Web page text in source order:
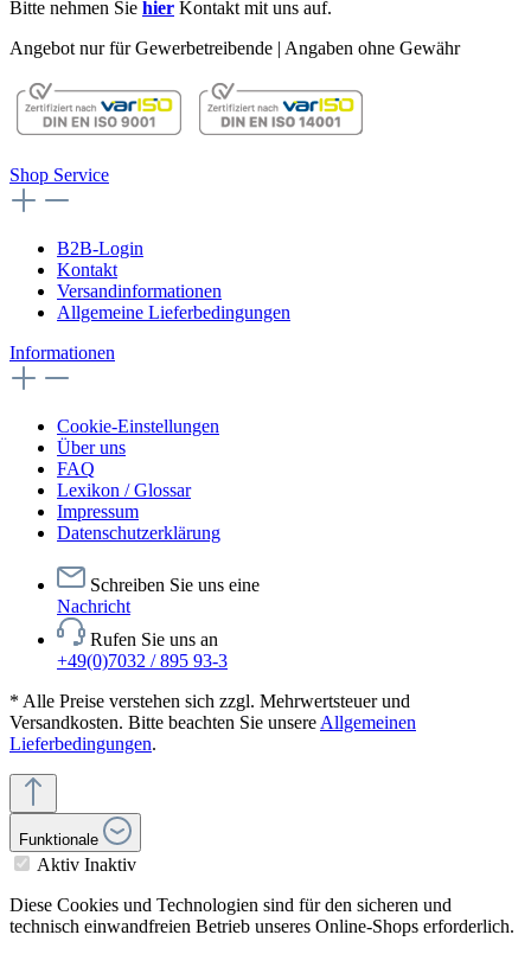
Bitte nehmen Sie hier Kontakt mit uns auf.
Angebot nur für Gewerbetreibende | Angaben ohne Gewähr
Shop Service
B2B-Login
Kontakt
Versandinformationen
Allgemeine Lieferbedingungen
Informationen
Cookie-Einstellungen
Über uns
FAQ
Lexikon / Glossar
Impressum
Datenschutzerklärung
Schreiben Sie uns eine
Nachricht
Rufen Sie uns an
+49(0)7032 / 895 93-3
* Alle Preise verstehen sich zzgl. Mehrwertsteuer und
Versandkosten. Bitte beachten Sie unsere Allgemeinen
Lieferbedingungen.
Funktionale
Aktiv Inaktiv
Diese Cookies und Technologien sind für den sicheren und
technisch einwandfreien Betrieb unseres Online-Shops erforderlich.